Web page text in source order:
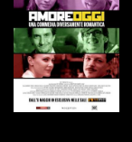
VAI ALLA SCHEDA